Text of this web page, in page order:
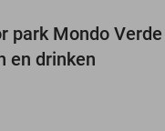
park Mondo
en drinken